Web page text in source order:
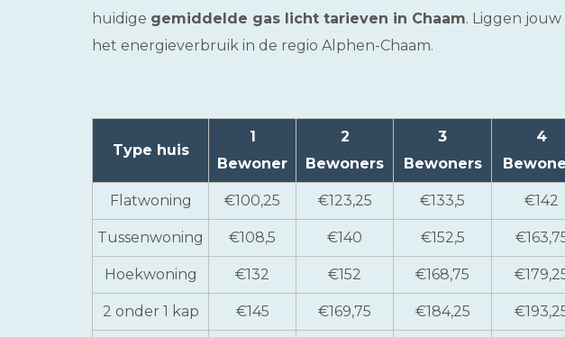
huidige gemiddelde gas licht tarieven in Chaam. Liggen
het energieverbruik in de regio Alphen-Chaam.
Type huis
1
Bewoner
2
Bewoners
3
Bewoners
4
Flatwoning €100,25 €123,25 €133,5 €142
Tussenwoning €108,5 €140 €152,5
Hoekwoning €132 €152 €168,75
2 onder 1 kap €145 €169,75 €184,25